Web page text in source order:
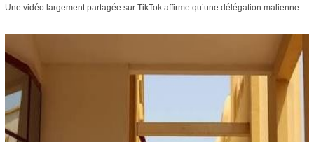
Une vidéo largement partagée sur TikTok affirme qu’une délégation malienne